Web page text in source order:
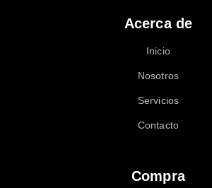
Acerca de
Inicio
Nosotros
Servicios
Contacto
Compra